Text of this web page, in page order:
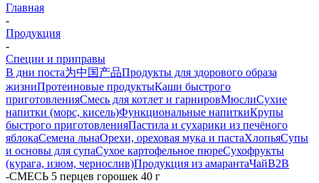
Главная
-
Продукция
-
Специи и приправы
В дни поста为中国产品Продукты для здорового образа
жизниПротеиновые продуктыКаши быстрого
приготовленияСмесь для котлет и гарнировМюслиСухие
напитки (морс, кисель)Функциональные напиткиКрупы
быстрого приготовленияПастила и сухарики из печёного
яблокаСемена льнаОрехи, ореховая мука и пастаХлопьяСупы
и основы для супаСухое картофельное пюреСухофрукты
(курага, изюм, чернослив)Продукция из амарантаЧайB2B
-СМЕСЬ 5 перцев горошек 40 г